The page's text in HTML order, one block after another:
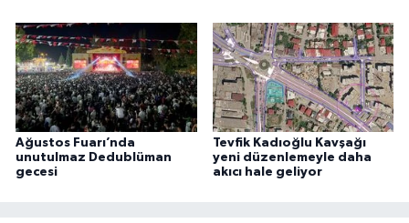
Ağustos Fuarı’nda
unutulmaz Dedublüman
gecesi
Tevfik Kadıoğlu Kavşağı
yeni düzenlemeyle daha
akıcı hale geliyor